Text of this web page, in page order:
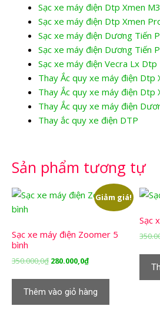
Sạc xe máy điện Dtp Xmen M3
Sạc xe máy điện Dtp Xmen
Sạc xe máy điện Dương Tiến
Sạc xe máy điện Dương Tiến
Sạc xe máy điện Vecra Lx Dtp
Thay Ắc quy xe máy điện Dtp
Thay Ắc quy xe máy điện Dtp
Thay Ắc quy xe máy điện
Thay ắc quy xe điện DTP
Sản phẩm tương tự
Giảm giá!
Sạc xe máy điện Zoomer 5
bình
350.000,0₫ Giá
350.000,0₫.
280.000,0₫Giá
là:
280.000,0₫.
Thêm vào giỏ hàng
Sạc